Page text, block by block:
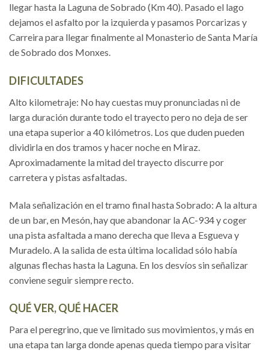
llegar hasta la Laguna de Sobrado (Km 40). Pasado el lago
dejamos el asfalto por la izquierda y pasamos Porcarizas y
Carreira para llegar finalmente al Monasterio de Santa María
de Sobrado dos Monxes.
DIFICULTADES
Alto kilometraje: No hay cuestas muy pronunciadas ni de
larga duración durante todo el trayecto pero no deja de ser
una etapa superior a 40 kilómetros. Los que duden pueden
dividirla en dos tramos y hacer noche en Miraz.
Aproximadamente la mitad del trayecto discurre por
carretera y pistas asfaltadas.
Mala señalización en el tramo final hasta Sobrado: A la altura
de un bar, en Mesón, hay que abandonar la AC-934 y coger
una pista asfaltada a mano derecha que lleva a Esgueva y
Muradelo. A la salida de esta última localidad sólo había
algunas flechas hasta la Laguna. En los desvíos sin señalizar
conviene seguir siempre recto.
QUÉ VER, QUÉ HACER
Para el peregrino, que ve limitado sus movimientos, y más en
una etapa tan larga donde apenas queda tiempo para visitar